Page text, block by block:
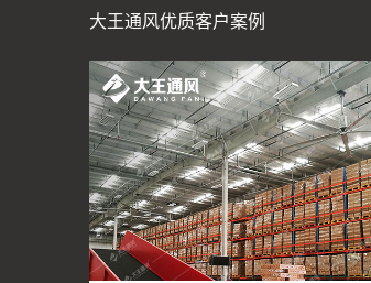
大王通风优质客户案例